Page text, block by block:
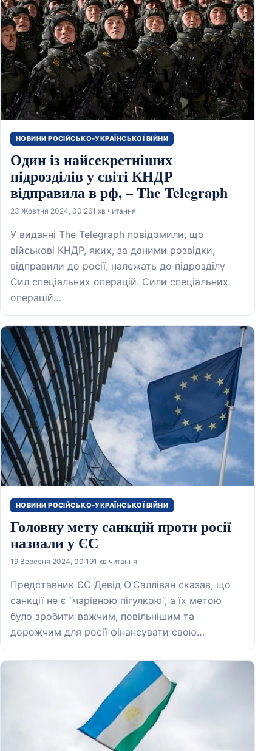
НОВИНИ РОСІЙСЬКО-УКРАЇНСЬКОЇ ВІЙНИ
Один із найсекретніших
підрозділів у світі КНДР
відправила в рф, – The Telegraph
23 Жовтня 2024, 00:261 хв читання
У виданні The Telegraph повідомили, що
військові КНДР, яких, за даними розвідки,
відправили до росії, належать до підрозділу
Сил спеціальних операцій. Сили спеціальних
операцій…
НОВИНИ РОСІЙСЬКО-УКРАЇНСЬКОЇ ВІЙНИ
Головну мету санкцій проти росії
назвали у ЄС
19 Вересня 2024, 00:191 хв читання
Представник ЄС Девід О’Салліван сказав, що
санкції не є “чарівною пігулкою”, а їх метою
було зробити важчим, повільнішим та
дорожчим для росії фінансувати свою…